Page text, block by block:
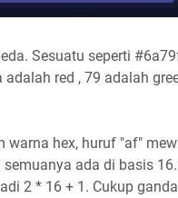
Sesuatu seperti
red , 79 adalah
hex, huruf "af"
ada di basis
2 * 16 + 1. Cukup